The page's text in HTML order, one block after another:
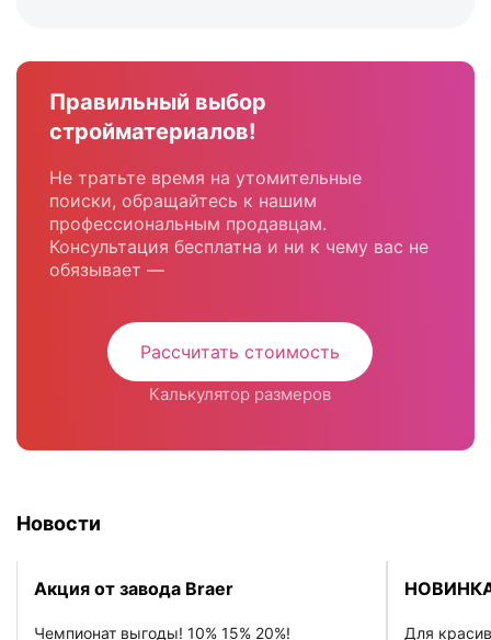
Правильный выбор
стройматериалов!
Не тратьте время на утомительные
поиски, обращайтесь к нашим
профессиональным продавцам.
Консультация бесплатна и ни к чему вас не
обязывает —
Рассчитать стоимость
Калькулятор размеров
Новости
Акция от завода Braer
Чемпионат выгоды! 10% 15% 20%! Для